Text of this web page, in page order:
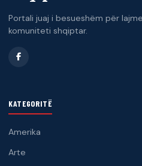
Portali juaj i besueshëm për
komuniteti shqiptar.
KATEGORITË
Amerika
Arte